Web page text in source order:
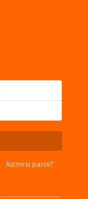
Aizmirsi paroli?